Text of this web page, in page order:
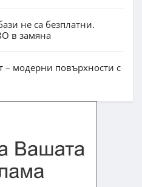
не са безплатни.
в замяна
модерни повърхности с